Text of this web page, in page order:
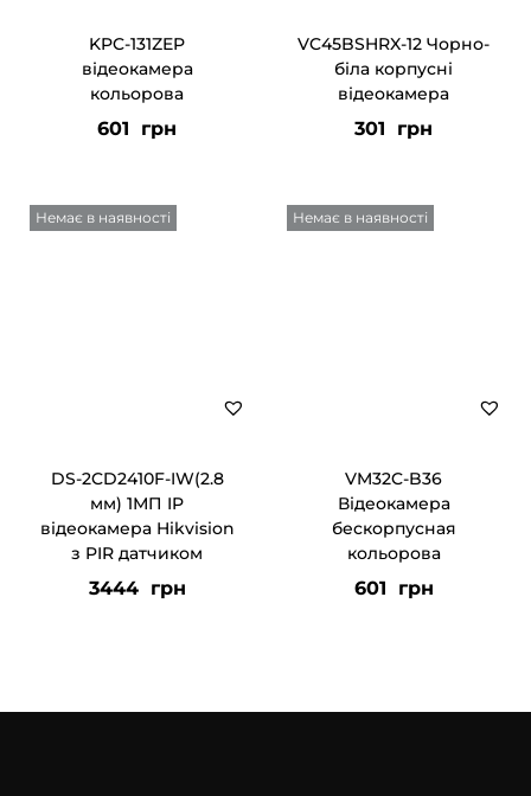
KPC-131ZEP
відеокамера
кольорова
601 грн
VC45BSHRX-12 Чорно-
біла корпусні
відеокамера
301 грн
Немає в наявності
DS-2CD2410F-IW(2.8
мм) 1МП IP
відеокамера Hikvision
з PIR датчиком
3444 грн
Немає в наявності
VM32C-B36
Відеокамера
бескорпусная
кольорова
601 грн